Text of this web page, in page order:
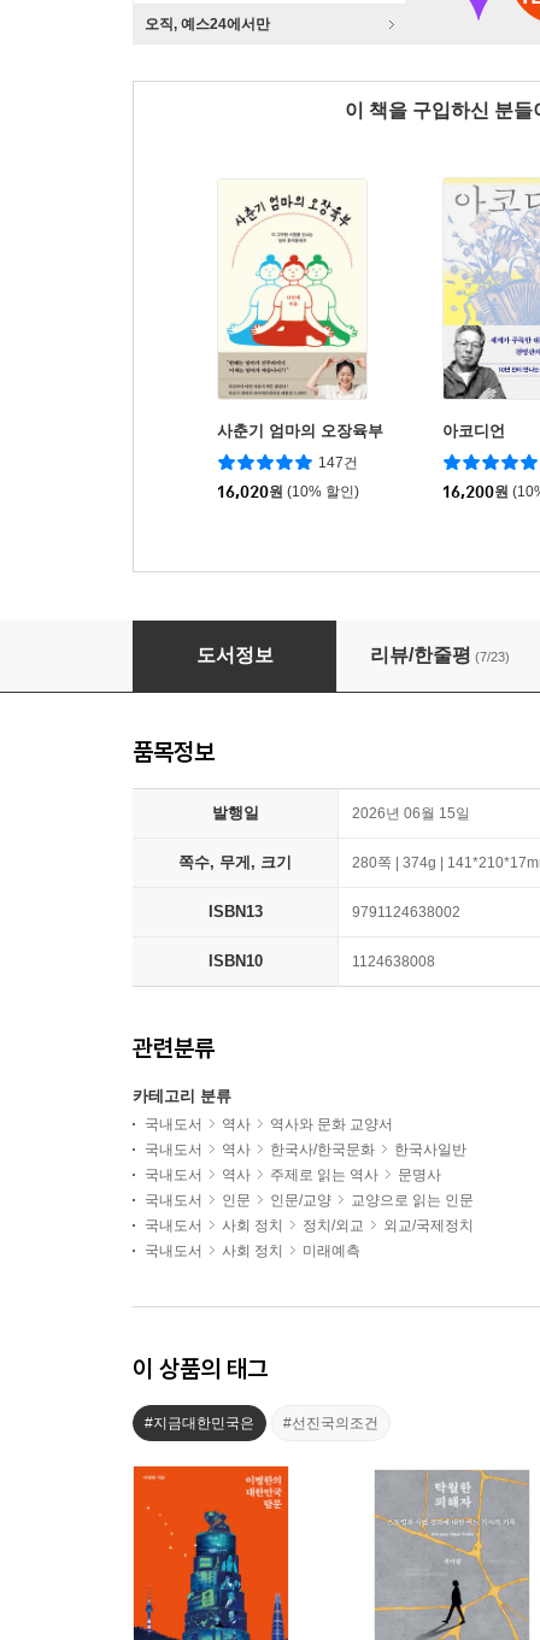
오직, 예스24에서만
이 책을 구입하신 분
사춘기 엄마의 오장육부
147건
16,020원 (10% 할인)
아코디언
16,200원
이병한의 대한민국 탐문
도서정보 리뷰/한줄평 (7/23)
품목정보
발행일 2026년 06월 15일
쪽수, 무게, 크기 280쪽 | 374g |
ISBN13 9791124638002
ISBN10 1124638008
관련분류
카테고리 분류
국내도서 역사
역사와 문화 교양서
국내도서
역사 한국사/한국문화
한국사일반
국내도서
역사 주제로 읽는 역사
문명사
국내도서
인문 인문/교양
교양으로 읽는 인문
국내도서
사회 정치 정치/외교
외교/국제정치
국내도서
사회 정치 미래예측
이 상품의 태그
#지금대한민국은 #선진국의조건